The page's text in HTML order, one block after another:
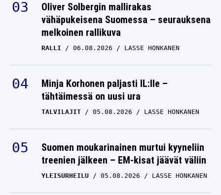
Oliver Solbergin mallirakas
vähäpukeisena Suomessa – seurauksena
melkoinen rallikuva
RALLI 06.08.2026 LASSE HONKANEN
Minja Korhonen paljasti IL:lle –
tähtäimessä on uusi ura
TALVILAJIT 05.08.2026 LASSE HONKANEN
Suomen moukarinainen murtui kyyneliin
treenien jälkeen – EM-kisat jäävät väliin
YLEISURHEILU 05.08.2026 LASSE HONKANEN